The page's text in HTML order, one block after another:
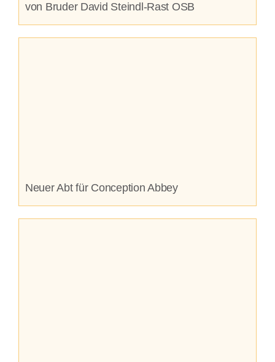
von Bruder David Steindl-Rast OSB
Neuer Abt für Conception Abbey